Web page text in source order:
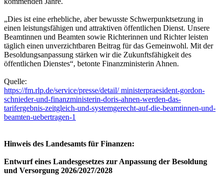
„Dies ist eine erhebliche, aber bewusste Schwerpunktsetzung in
einen leistungsfähigen und attraktiven öffentlichen Dienst. Unsere
Beamtinnen und Beamten sowie Richterinnen und Richter leisten
täglich einen unverzichtbaren Beitrag für das Gemeinwohl. Mit der
Besoldungsanpassung stärken wir die Zukunftsfähigkeit des
öffentlichen Dienstes“, betonte Finanzministerin Ahnen.
Quelle:
https://fm.rlp.de/service/presse/detail/ ministerpraesident-gordon-
schnieder-und-finanzministerin-doris-ahnen-werden-das-
tarifergebnis-zeitgleich-und-systemgerecht-auf-die-beamtinnen-und-
beamten-uebertragen-1
Hinweis des Landesamts für Finanzen:
Entwurf eines Landesgesetzes zur Anpassung der Besoldung
und Versorgung 2026/2027/2028